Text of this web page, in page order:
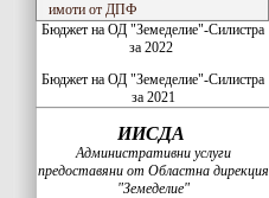
имоти от ДПФ
Бюджет на ОД "Земеделие"-Силистра
за 2022
Бюджет на ОД "Земеделие"-Силистра
за 2021
ИИСДА
Административни услуги
предоставяни от Областна дирекция
"Земеделие"